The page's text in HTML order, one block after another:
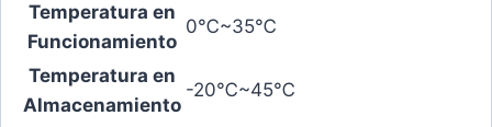
Temperatura en
Funcionamiento
0℃~35℃
Temperatura en
Almacenamiento
-20℃~45℃